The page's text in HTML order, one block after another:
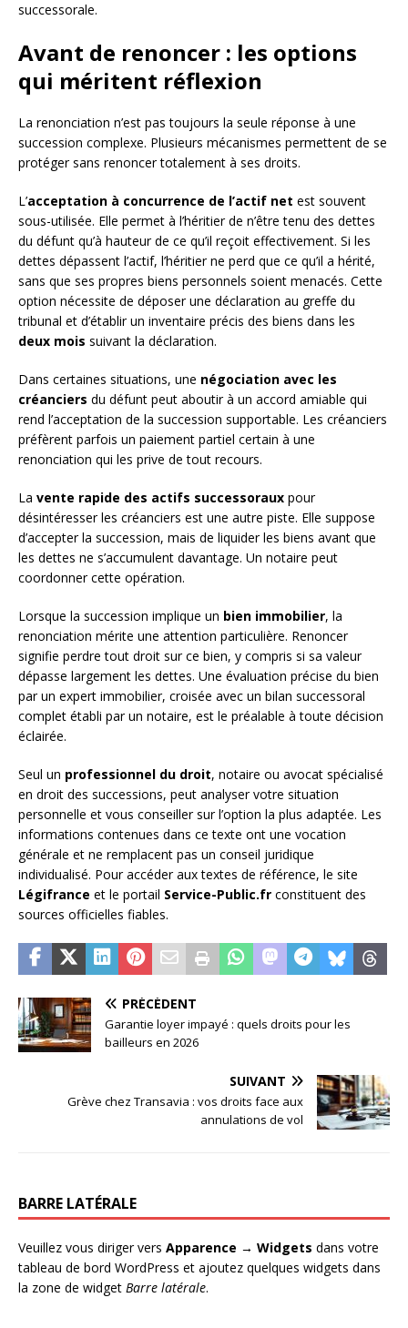
successorale.
Avant de renoncer : les options
qui méritent réflexion
La renonciation n’est pas toujours la seule réponse à une
succession complexe. Plusieurs mécanismes permettent de se
protéger sans renoncer totalement à ses droits.
L’acceptation à concurrence de l’actif net est souvent
sous-utilisée. Elle permet à l’héritier de n’être tenu des dettes
du défunt qu’à hauteur de ce qu’il reçoit effectivement. Si les
dettes dépassent l’actif, l’héritier ne perd que ce qu’il a hérité,
sans que ses propres biens personnels soient menacés. Cette
option nécessite de déposer une déclaration au greffe du
tribunal et d’établir un inventaire précis des biens dans les
deux mois suivant la déclaration.
Dans certaines situations, une négociation avec les
créanciers du défunt peut aboutir à un accord amiable qui
rend l’acceptation de la succession supportable. Les créanciers
préfèrent parfois un paiement partiel certain à une
renonciation qui les prive de tout recours.
La vente rapide des actifs successoraux pour
désintéresser les créanciers est une autre piste. Elle suppose
d’accepter la succession, mais de liquider les biens avant que
les dettes ne s’accumulent davantage. Un notaire peut
coordonner cette opération.
Lorsque la succession implique un bien immobilier, la
renonciation mérite une attention particulière. Renoncer
signifie perdre tout droit sur ce bien, y compris si sa valeur
dépasse largement les dettes. Une évaluation précise du bien
par un expert immobilier, croisée avec un bilan successoral
complet établi par un notaire, est le préalable à toute décision
éclairée.
Seul un professionnel du droit, notaire ou avocat spécialisé
en droit des successions, peut analyser votre situation
personnelle et vous conseiller sur l’option la plus adaptée. Les
informations contenues dans ce texte ont une vocation
générale et ne remplacent pas un conseil juridique
individualisé. Pour accéder aux textes de référence, le site
Légifrance et le portail Service-Public.fr constituent des
sources officielles fiables.
PRÉCÉDENT
Garantie loyer impayé : quels droits pour les
bailleurs en 2026
SUIVANT
Grève chez Transavia : vos droits face aux
annulations de vol
BARRE LATÉRALE
Veuillez vous diriger vers Apparence → Widgets dans votre
tableau de bord WordPress et ajoutez quelques widgets dans
la zone de widget Barre latérale.